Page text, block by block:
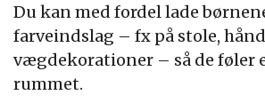
Du kan med fordel lade
farveindslag – fx på stole,
vægdekorationer – så de føler
rummet.